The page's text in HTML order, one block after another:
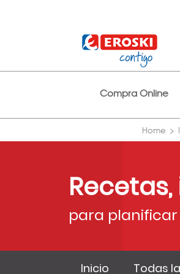
Compra Online
Home
para
Inicio Todas